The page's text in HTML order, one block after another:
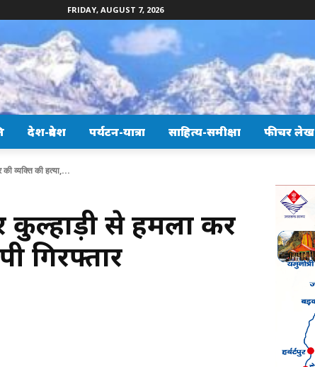
FRIDAY, AUGUST 7, 2026
देश-प्रदेश पर्यटन-यात्रा साहित्य-समीक्षा फीचर लेख
व्यक्ति की हत्या,...
से हमला कर
गिरफ्तार